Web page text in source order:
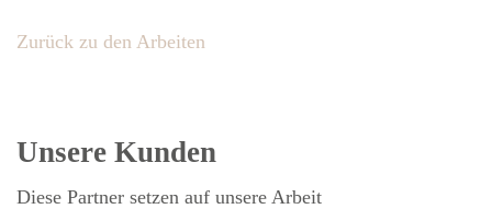
Zurück zu den Arbeiten
Unsere Kunden
Diese Partner setzen auf unsere Arbeit